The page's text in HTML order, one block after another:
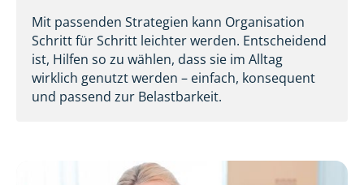
Mit passenden Strategien kann Organisation
Schritt für Schritt leichter werden. Entscheidend
ist, Hilfen so zu wählen, dass sie im Alltag
wirklich genutzt werden – einfach, konsequent
und passend zur Belastbarkeit.